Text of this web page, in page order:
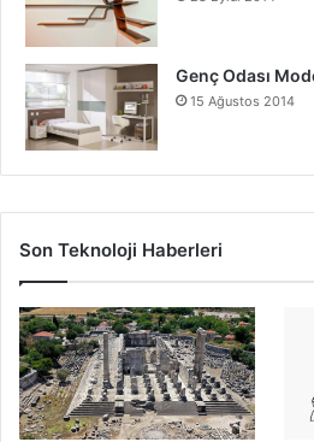
daha akıllı ve yönetilebilir hale
Dijital İkiz Teknolojisini
Dijital İkiz
Genç Odası
15 Ağustos 2014
Son Teknoloji Haberleri